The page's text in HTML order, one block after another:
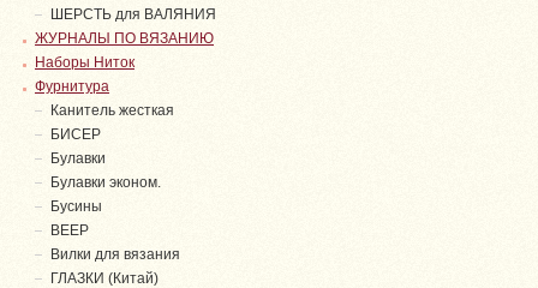
ШЕРСТЬ для ВАЛЯНИЯ
ЖУРНАЛЫ ПО ВЯЗАНИЮ
Наборы Ниток
Фурнитура
Канитель жесткая
БИСЕР
Булавки
Булавки эконом.
Бусины
ВЕЕР
Вилки для вязания
ГЛАЗКИ (Китай)